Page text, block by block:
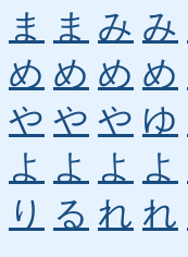
ま
ま み み
め め め め
や や や ゆ
よ よ よ よ
り る れ れ